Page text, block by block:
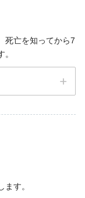
死亡を知ってから7
す。